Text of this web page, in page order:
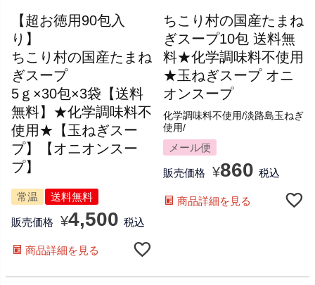
【超お徳用90包入
り】
ちこり村の国産たまね
ぎスープ
5ｇ×30包×3袋【送料
無料】★化学調味料不
使用★【玉ねぎスー
プ】【オニオンスー
プ】
常温 送料無料
販売価格 ¥4,500 税込
商品詳細を見る
化学調味料不使用/淡路島玉ねぎ
使用/
ちこり村の国産たまね
ぎスープ10包 送料無
料★化学調味料不使用
★玉ねぎスープ オニ
オンスープ
メール便
販売価格 ¥860 税込
商品詳細を見る